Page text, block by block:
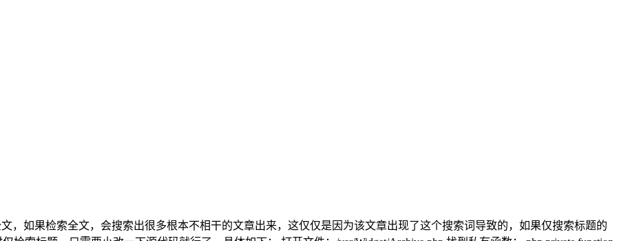
，如果检索全文，会搜索出很多根本不相干的文章出来，这仅仅是因为该文章出现了这个搜索词导致的，如果仅搜索标题的